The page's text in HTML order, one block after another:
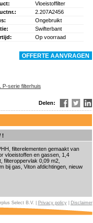
Vloeistoffilter
2.207A2456
Ongebruikt
Swifterbant
Op voorraad
P-serie filterhuis
Delen:
!
filterelementen gemaakt van
vloeistoffen en gassen, 1,4
filteroppervlak 0,09 m2,
bij gas, Viton afdichtingen, nieuw
Select B.V. | Privacy policy| Disclaimer